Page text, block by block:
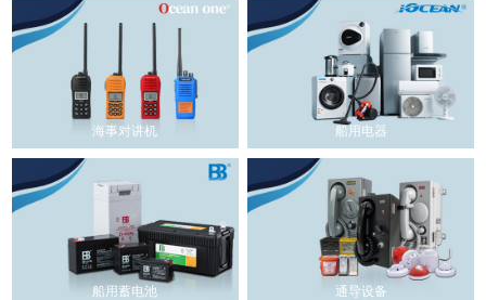
海事对讲机 船用电器
船用蓄电池 通导设备